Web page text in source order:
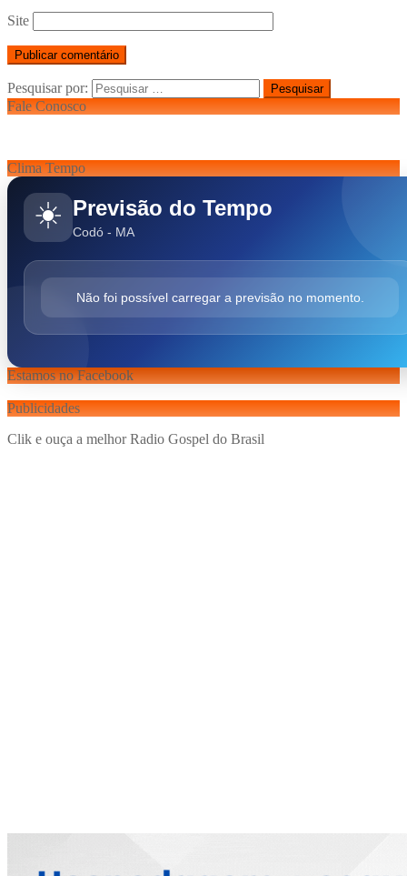
Site
Pesquisar por:
Fale Conosco
Clima Tempo
☀️ Previsão do Tempo
Codó - MA
Não foi possível carregar a previsão no momento.
Estamos no Facebook
Publicidades
Clik e ouça a melhor Radio Gospel do Brasil